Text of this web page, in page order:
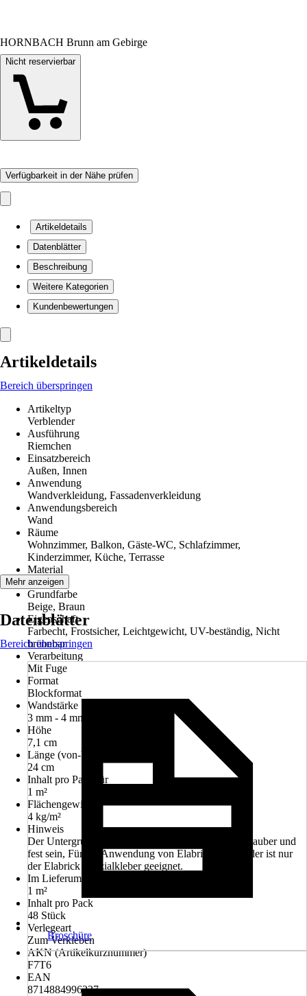
HORNBACH Brunn am Gebirge
Nicht reservierbar
Verfügbarkeit in der Nähe prüfen
Artikeldetails
Datenblätter
Beschreibung
Weitere Kategorien
Kundenbewertungen
Artikeldetails
Bereich überspringen
Artikeltyp
Verblender
Ausführung
Riemchen
Einsatzbereich
Außen, Innen
Anwendung
Wandverkleidung, Fassadenverkleidung
Anwendungsbereich
Wand
Räume
Wohnzimmer, Balkon, Gäste-WC, Schlafzimmer,
Kinderzimmer, Küche, Terrasse
Material
Harz
Grundfarbe
Beige, Braun
Eigenschaft
Farbecht, Frostsicher, Leichtgewicht, UV-beständig, Nicht
brennbar
Verarbeitung
Mit Fuge
Format
Blockformat
Wandstärke
3 mm - 4 mm
Höhe
7,1 cm
Länge (von-bis)
24 cm
Inhalt pro Pack für
1 m²
Flächengewicht
4 kg/m²
Hinweis
Der Untergrund muss tragfähig, dauerhaft trocken, sauber und
fest sein, Für die Anwendung von Elabrick Verblender ist nur
der Elabrick Spezialkleber geeignet.
Im Lieferumfang enthalten
1 m²
Inhalt pro Pack
48 Stück
Verlegeart
Zum Verkleben
AKN (Artikelkurznummer)
F7T6
EAN
8714884996237
Mehr anzeigen
Datenblätter
Bereich überspringen
Broschüre